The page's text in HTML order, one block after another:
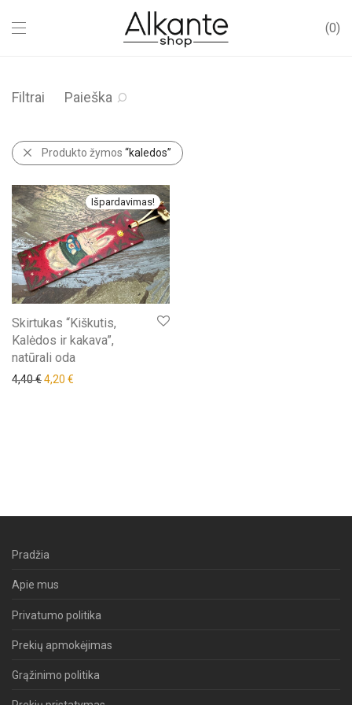
0
Filtrai Paieška
Produkto žymos “kaledos”
Išpardavimas!
Skirtukas “Kiškutis,
Kalėdos ir kakava”,
natūrali oda
4,40€Original price was: 4,40 €.
4,20 €
Pradžia
Apie mus
Privatumo politika
Prekių apmokėjimas
Grąžinimo politika